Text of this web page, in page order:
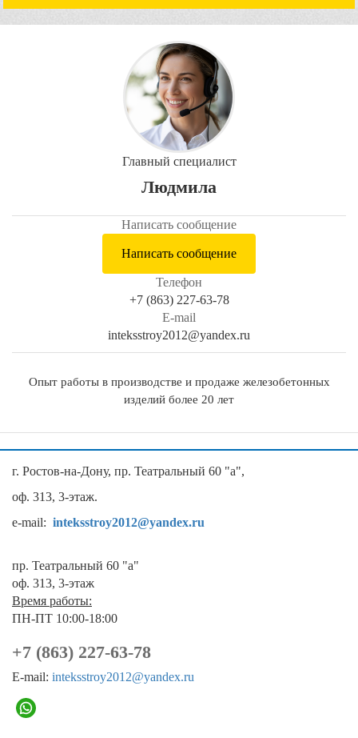
Главный специалист
Людмила
Написать сообщение
Написать сообщение
Телефон
+7 (863) 227-63-78
E-mail
inteksstroy2012@yandex.ru
Опыт работы в производстве и продаже железобетонных
изделий более 20 лет
г. Ростов-на-Дону, пр. Театральный 60 "а",
оф. 313, 3-этаж.
e-mail: inteksstroy2012@yandex.ru
пр. Театральный 60 "а"
оф. 313, 3-этаж
Время работы:
ПН-ПТ 10:00-18:00
+7 (863) 227-63-78
E-mail: inteksstroy2012@yandex.ru